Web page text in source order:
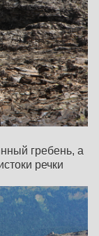
гребень, а
речки